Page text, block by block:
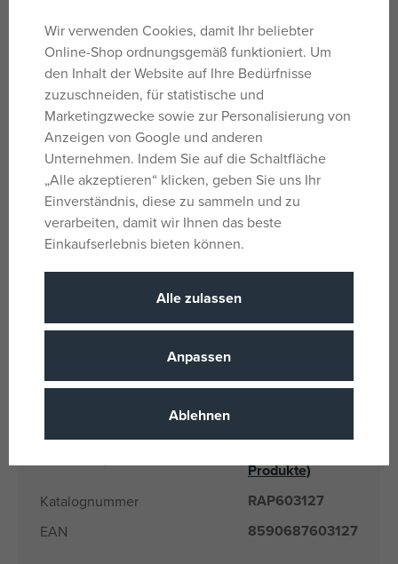
Schwarzer Hexenhut für Erwachsene!
Mit diesem auffälligen Hut werden Sie zum Star der
Karnevalsparty und verblüffen all Ihre Freunde!
Parameter
Geschlecht
Für Mädchen
Farbe Schwarz
Alter von 18 Jahre
EANs 8590687603127
Produkte)
Katalognummer RAP603127
EAN 8590687603127
Wir verwenden Cookies, damit Ihr beliebter
Online-Shop ordnungsgemäß funktioniert. Um
den Inhalt der Website auf Ihre Bedürfnisse
zuzuschneiden, für statistische und
Marketingzwecke sowie zur Personalisierung von
Anzeigen von Google und anderen
Unternehmen. Indem Sie auf die Schaltfläche
„Alle akzeptieren“ klicken, geben Sie uns Ihr
Einverständnis, diese zu sammeln und zu
verarbeiten, damit wir Ihnen das beste
Einkaufserlebnis bieten können.
Alle zulassen
Anpassen
Ablehnen